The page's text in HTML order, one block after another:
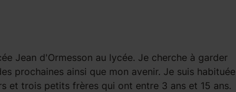
Jean d'Ormesson au lycée. Je cherche à garder
prochaines ainsi que mon avenir. Je suis habituée
et trois petits frères qui ont entre 3 ans et 15 ans.